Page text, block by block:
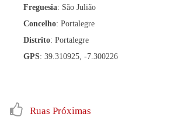
Freguesia: São Julião
Concelho: Portalegre
Distrito: Portalegre
GPS: 39.310925, -7.300226
Ruas Próximas